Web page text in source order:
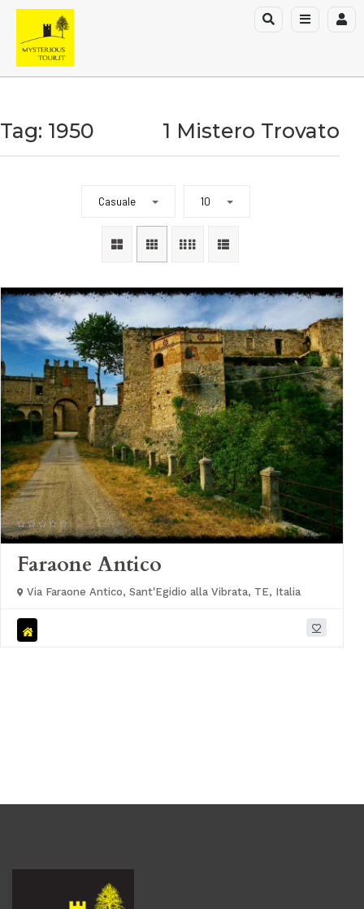
Tag: 1950 1 Mistero Trovato
Casuale 10
Faraone Antico
Via Faraone Antico, Sant'Egidio alla Vibrata, TE, Italia